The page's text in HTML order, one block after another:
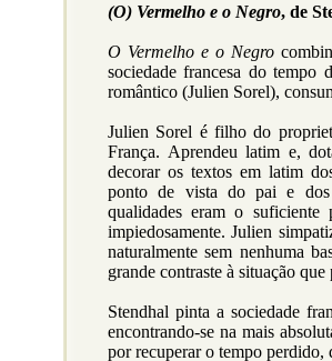
(O) Vermelho e o Negro, de
O Vermelho e o Negro
sociedade francesa do tempo
romântico (Julien Sorel),
Julien Sorel é filho do
França. Aprendeu latim e,
decorar os textos em latim
ponto de vista do pai e dos
qualidades eram o
impiedosamente. Julien
naturalmente sem nenhuma
grande contraste à situação que
Stendhal pinta a sociedade
encontrando-se na mais
por recuperar o tempo perdido,